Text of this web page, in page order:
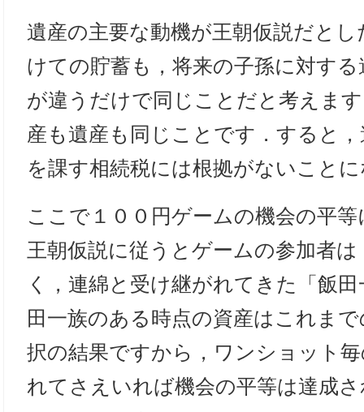
遺産の主要な動機が王朝仮説だと
けての貯蓄も，将来の子孫に対す
が違うだけで同じことだと考えま
産も遺産も同じことです．すると
を課す相続税には根拠がないこと
ここで１００円ゲームの機会の平
王朝仮説に従うとゲームの参加者
く，連綿と受け継がれてきた「飯
田一族のある時点の資産はこれま
択の結果ですから，ワンショット
れてさえいれば機会の平等は達成